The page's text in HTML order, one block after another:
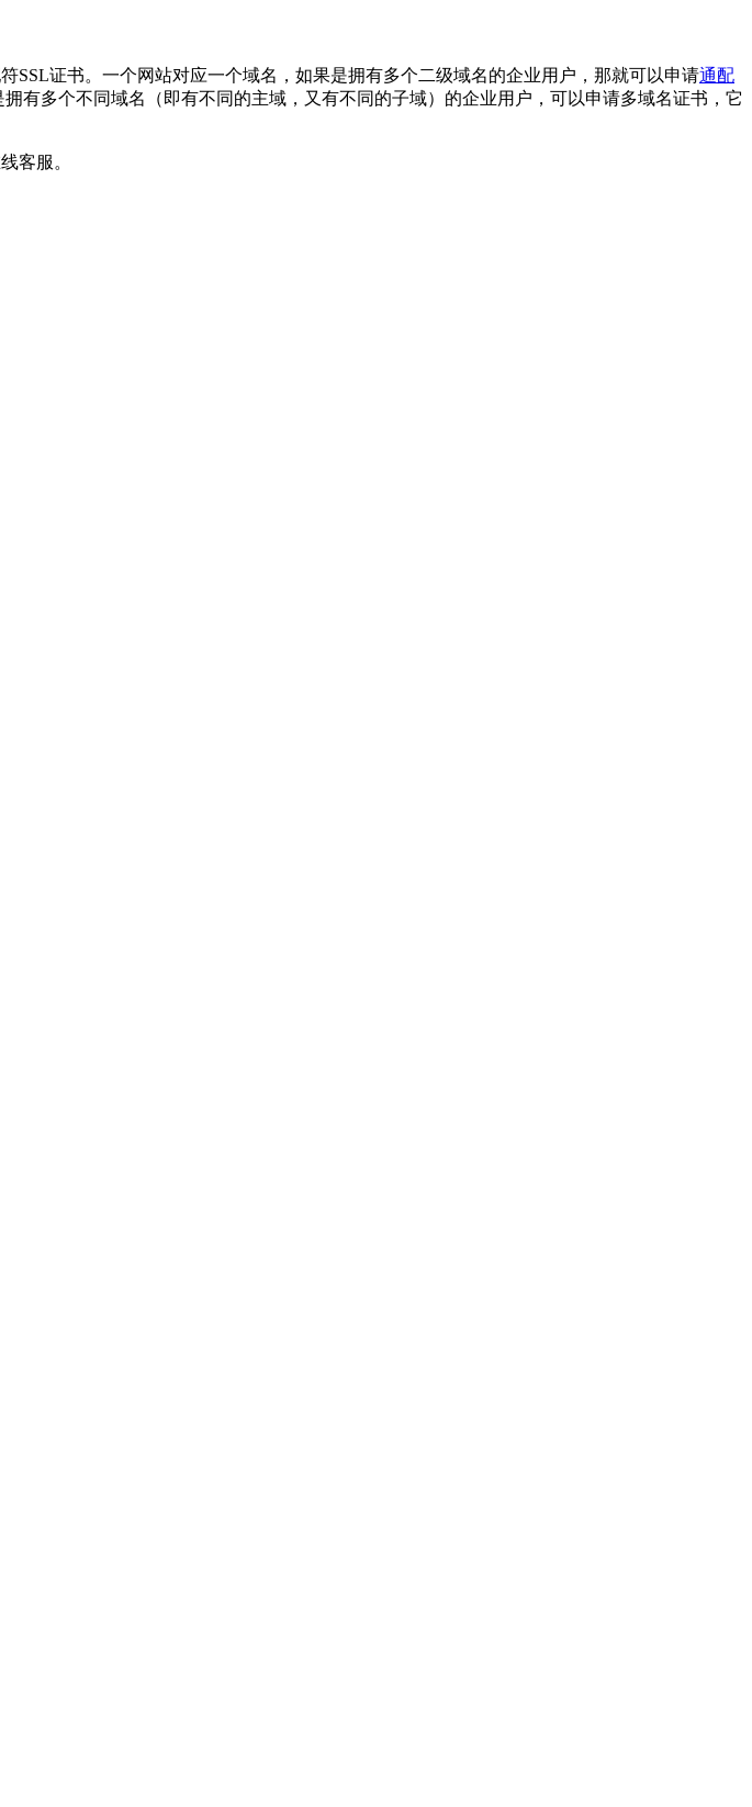
SSL证书。一个网站对应一个域名，如果是拥有多个二级域名的企业用户，那就可以申请通配
有多个不同域名（即有不同的主域，又有不同的子域）的企业用户，可以申请多域名证书，它
客服。